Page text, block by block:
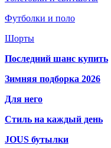
Футболки и поло
Шорты
Последний шанс купить
Зимняя подборка 2026
Для него
Стиль на каждый день
JOUS бутылки